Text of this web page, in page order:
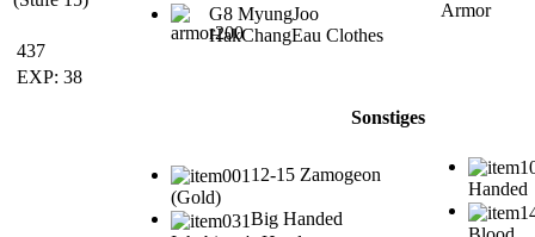
437
EXP: 38
G8 MyungJoo
HakChangEau Clothes
Armor
Sonstiges
12-15 Zamogeon
(Gold)
Big Handed
Handed